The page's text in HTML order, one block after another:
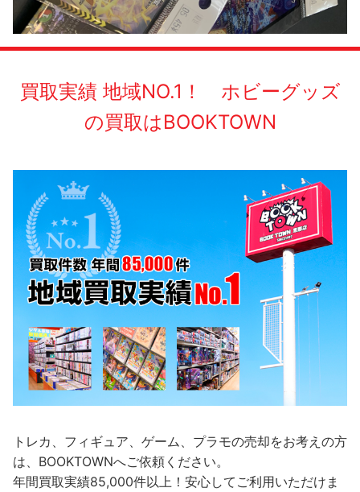
買取実績 地域NO.1！ ホビーグッズ
の買取はBOOKTOWN
トレカ、フィギュア、ゲーム、プラモの売却をお考えの方
は、BOOKTOWNへご依頼ください。
年間買取実績85,000件以上！安心してご利用いただけま